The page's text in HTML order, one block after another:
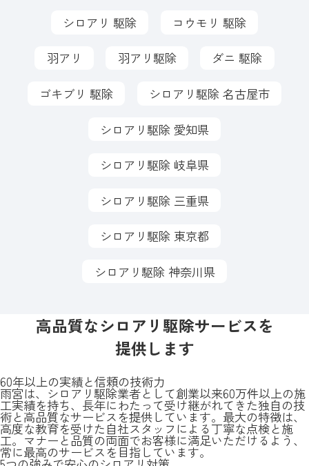
シロアリ 駆除 コウモリ 駆除
羽アリ 羽アリ駆除 ダニ 駆除
ゴキブリ 駆除 シロアリ駆除 名古屋市
シロアリ駆除 愛知県
シロアリ駆除 岐阜県
シロアリ駆除 三重県
シロアリ駆除 東京都
シロアリ駆除 神奈川県
高品質なシロアリ駆除サービスを
提供します
60年以上の実績と信頼の技術力
雨宮は、シロアリ駆除業者として創業以来60万件以上の施
工実績を持ち、長年にわたって受け継がれてきた独自の技
術と高品質なサービスを提供しています。最大の特徴は、
高度な教育を受けた自社スタッフによる丁寧な点検と施
工。マナーと品質の両面でお客様に満足いただけるよう、
常に最高のサービスを目指しています。